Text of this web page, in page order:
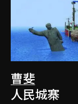
曹斐
人民城寨